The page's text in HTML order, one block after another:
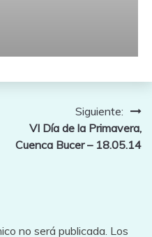
Siguiente:
VI Día de la Primavera,
Cuenca Bucer – 18.05.14
no será publicada. Los